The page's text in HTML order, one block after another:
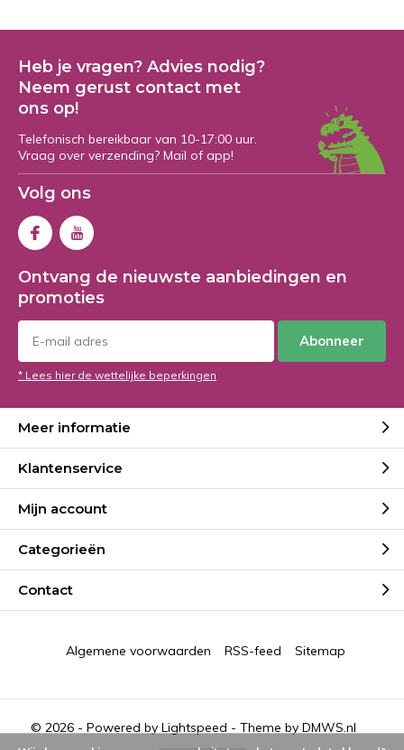
Heb je vragen? Advies nodig?
Neem gerust contact met
ons op!
Telefonisch bereikbaar van 10-17:00 uur.
Vraag over verzending? Mail of app!
Volg ons
Ontvang de nieuwste aanbiedingen en
promoties
Abonneer
* Lees hier de wettelijke beperkingen
Meer informatie
Klantenservice
Mijn account
Categorieën
Contact
© 2026 - Powered by Lightspeed - Theme by DMWS.nl
Algemene voorwaarden RSS-feed Sitemap